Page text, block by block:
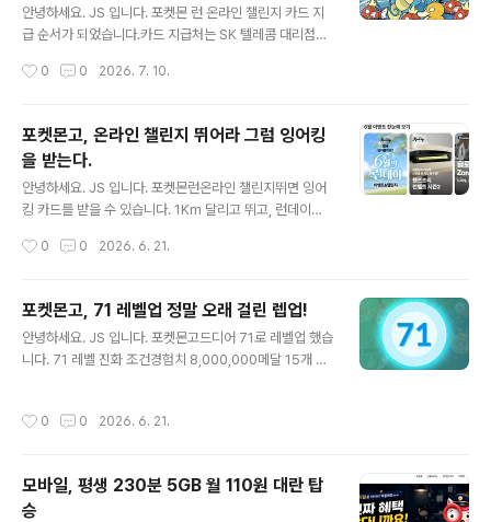
잔디광장 인근이 가장 가성비가 높은 지역입니다. 제가 속
초 베케이션을 선호하는 건넓은 주차장, 무료 세탁기와 건
에서 도보로 이동하기에 거리는 조금 있지만, 걷지 못할 정
안녕하세요. JS 입니다. 포켓몬 런 온라인 챌린지 카드 지
급 순서가 되었습니다.카드 지급처는 SK 텔레콤 대리점에
리가 됩니다.모든게 다 전산처리 되고 있어 편리했습니다.
는 딱 한 곳, 속초중앙대리점 본점에서만 수령이 가능 했습
니다.바로 일정 체크하고 예약 완료! 예약을 하면 바로 예약
안내 문자가 오고, 매장의 위치도 바로 확인 가능 했습니다.
딱 위치가, 주차가 어려운 곳 입니다. 인근 조광주차장이
나.. 정말 운이 좋으면 예전 롯데시네마 인근에 주차를 해야
몬 프로모 카드를 수령하러 갔습니다.속초에 하나뿐이라
0 0 2026. 7. 10.
포켓몬고, 온라인 챌린지 뛰어라 그럼 잉어킹
을 받는다.
안녕하세요. JS 입니다. 포켓몬런온라인 챌린지뛰면 잉어
킹 카드를 받을 수 있습니다. 1Km 달리고 뛰고, 런데이어
린지 도전하기 하시면 쉽게 진행이 가능합니다.운동 시작
증서 도착가장 중요한 챌린지 인증서 확인! 온라인 챌린지
성공 후 리워드 응모를 진행해야 합니다. 챌린지 리워드 유
저 코드 확인 후 응모 완료!오류 없이 완료되었습니다.차후
0 0 2026. 6. 21.
포켓몬고, 71 레벨업 정말 오래 걸린 렙업!
안녕하세요. JS 입니다. 포켓몬고드디어 71로 레벨업 했습
니다. 71 레벨 진화 조건경험치 8,000,000메달 15개 플
Nice 999회는 정말 어려웠습니다. 경험치는 충분 하지
니다. 72 레벨 과제루트 7일 연속 걷기효과가 굉장한 스페
셜 어택 200번 사용해서 배틀하기1,000,000 별의 모래
0 0 2026. 6. 21.
모바일, 평생 230분 5GB 월 110원 대란 탑
승